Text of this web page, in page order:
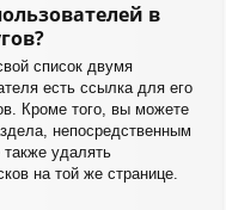
в
список двумя
есть ссылка для его
Кроме того, вы можете
непосредственным
удалять
на той же странице.